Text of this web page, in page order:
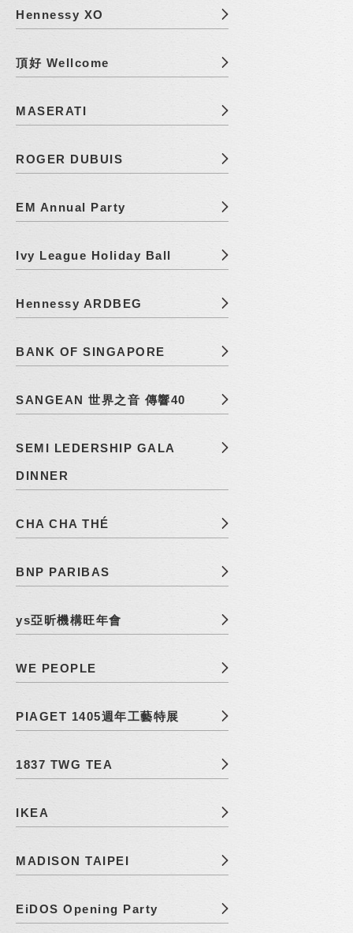
Hennessy XO
頂好 Wellcome
MASERATI
ROGER DUBUIS
EM Annual Party
Ivy League Holiday Ball
Hennessy ARDBEG
BANK OF SINGAPORE
SANGEAN 世界之音 傳響40
SEMI LEDERSHIP GALA
DINNER
CHA CHA THÉ
BNP PARIBAS
ys亞昕機構旺年會
WE PEOPLE
PIAGET 1405週年工藝特展
1837 TWG TEA
IKEA
MADISON TAIPEI
EiDOS Opening Party